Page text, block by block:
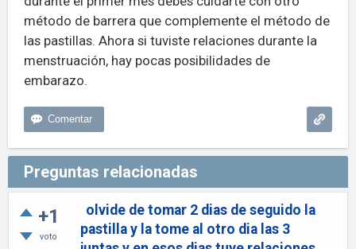
método de barrera que complemente el método de
las pastillas. Ahora si tuviste relaciones durante la
menstruación, hay pocas posibilidades de
embarazo.
Preguntas relacionadas
+1
voto
olvide de tomar 2 dias de seguido la
pastilla y la tome al otro dia las 3